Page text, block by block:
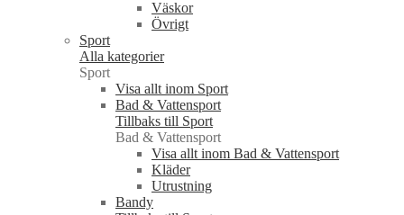
Väskor
Övrigt
Sport
Alla kategorier
Sport
Visa allt inom Sport
Bad & Vattensport
Tillbaks till Sport
Bad & Vattensport
Visa allt inom Bad & Vattensport
Kläder
Utrustning
Bandy